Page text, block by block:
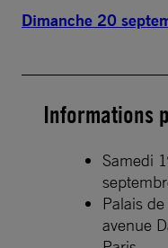
Dimanche 20
Informations
Samedi
Palais
avenue